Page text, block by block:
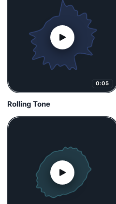
0:05
Rolling Tone